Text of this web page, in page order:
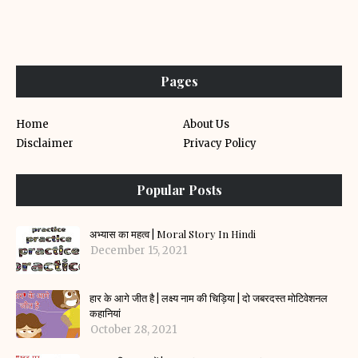
Pages
Home
About Us
Disclaimer
Privacy Policy
Popular Posts
अभ्यास का महत्व | Moral Story In Hindi
December 15, 2021
हार के आगे जीत है | लक्ष्य नाम की चिड़िया | दो जबरदस्त मोटिवेशनल
कहानियां
October 28, 2021